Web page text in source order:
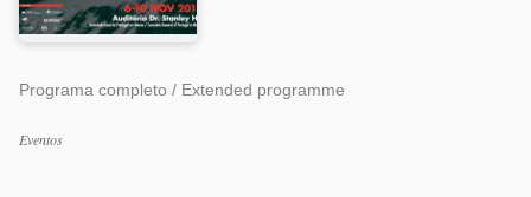
Programa completo / Extended programme
Categorias
Eventos